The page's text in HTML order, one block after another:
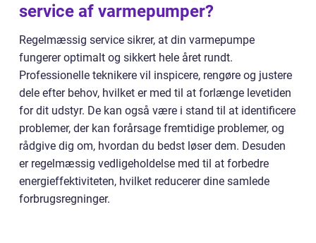
service af varmepumper?
Regelmæssig service sikrer, at din varmepumpe
fungerer optimalt og sikkert hele året rundt.
Professionelle teknikere vil inspicere, rengøre og justere
dele efter behov, hvilket er med til at forlænge levetiden
for dit udstyr. De kan også være i stand til at identificere
problemer, der kan forårsage fremtidige problemer, og
rådgive dig om, hvordan du bedst løser dem. Desuden
er regelmæssig vedligeholdelse med til at forbedre
energieffektiviteten, hvilket reducerer dine samlede
forbrugsregninger.